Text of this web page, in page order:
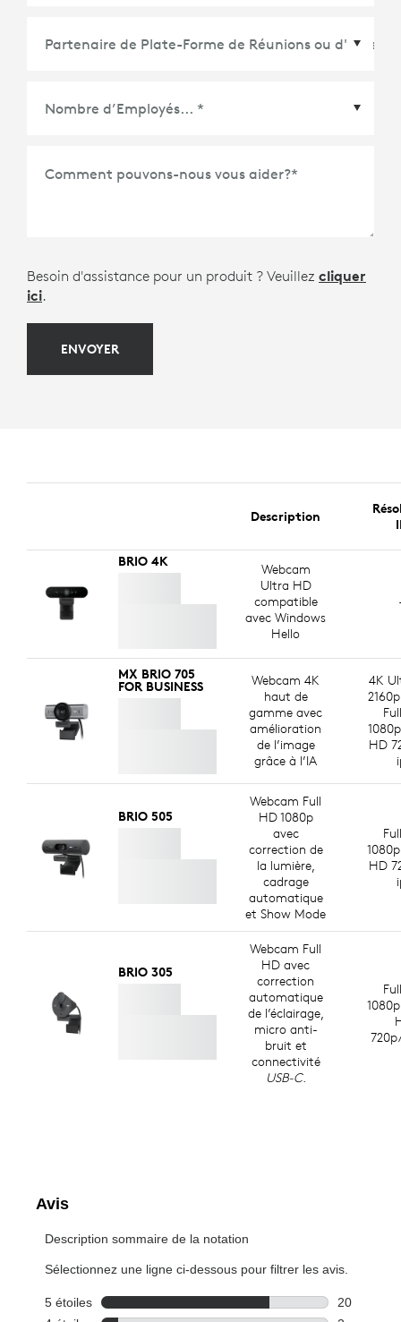
Partenaire de Plate-Forme de Réunions ou
d'Écosystème
Comment pouvons-nous vous aider?*
Besoin d'assistance pour un produit ? Veuillez cliquer
ici.
ENVOYER
Description
BRIO 4K
Webcam
Ultra HD
compatible
avec Windows
Hello
MX BRIO 705
FOR BUSINESS
Webcam 4K
haut de
gamme avec
amélioration
de l’image
grâce à l’IA
4K
HD
BRIO 505
Webcam Full
HD 1080p
avec
correction de
la lumière,
cadrage
automatique
et Show Mode
HD
BRIO 305
Webcam Full
HD avec
correction
automatique
de l’éclairage,
micro anti-
bruit et
connectivité
USB-C.